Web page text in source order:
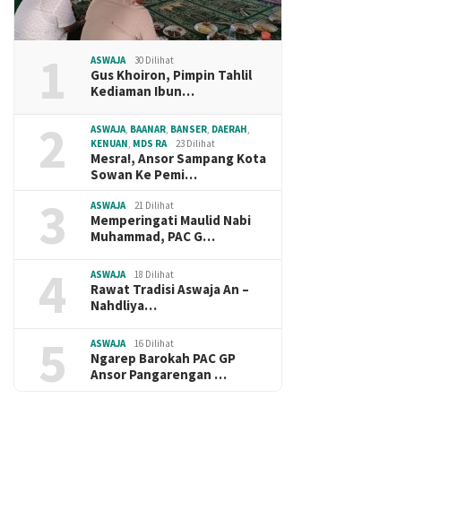
1 ASWAJA 30 Dilihat
Gus Khoiron, Pimpin Tahlil
Kediaman Ibun…
2 ASWAJA, BAANAR, BANSER, DAERAH,
KENUAN, MDS RA 23 Dilihat
Mesra!, Ansor Sampang Kota
Sowan Ke Pemi…
3 ASWAJA 21 Dilihat
Memperingati Maulid Nabi
Muhammad, PAC G…
4 ASWAJA 18 Dilihat
Rawat Tradisi Aswaja An –
Nahdliya…
5 ASWAJA 16 Dilihat
Ngarep Barokah PAC GP
Ansor Pangarengan …